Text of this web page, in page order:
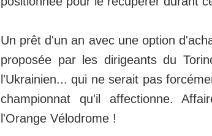
Un prêt d'un an avec une option
proposée par les dirigeants du
l'Ukrainien... qui ne serait pas
championnat qu'il affectionne.
l'Orange Vélodrome !